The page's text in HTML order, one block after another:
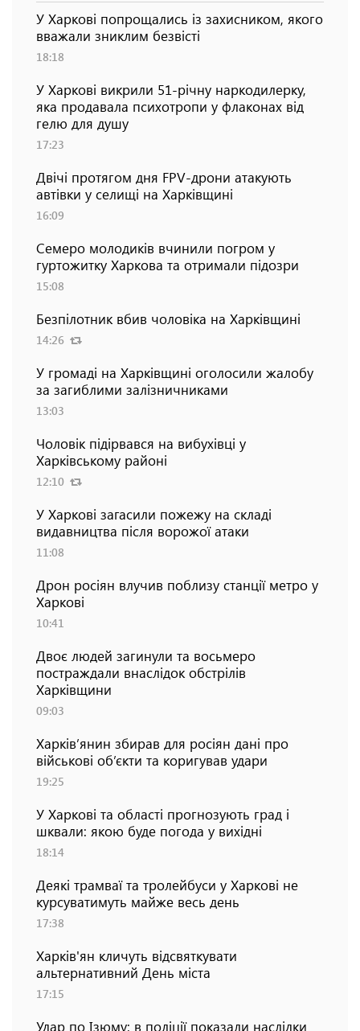
У Харкові попрощались із захисником, якого
вважали зниклим безвісті
18:18
У Харкові викрили 51-річну наркодилерку,
яка продавала психотропи у флаконах від
гелю для душу
17:23
Двічі протягом дня FPV-дрони атакують
автівки у селищі на Харківщині
16:09
Семеро молодиків вчинили погром у
гуртожитку Харкова та отримали підозри
15:08
Безпілотник вбив чоловіка на Харківщині
14:26
У громаді на Харківщині оголосили жалобу
за загиблими залізничниками
13:03
Чоловік підірвався на вибухівці у
Харківському районі
12:10
У Харкові загасили пожежу на складі
видавництва після ворожої атаки
11:08
Дрон росіян влучив поблизу станції метро у
Харкові
10:41
Двоє людей загинули та восьмеро
постраждали внаслідок обстрілів
Харківщини
09:03
Харків’янин збирав для росіян дані про
військові об’єкти та коригував удари
19:25
У Харкові та області прогнозують град і
шквали: якою буде погода у вихідні
18:14
Деякі трамваї та тролейбуси у Харкові не
курсуватимуть майже весь день
17:38
Харків'ян кличуть відсвяткувати
альтернативний День міста
17:15
Удар по Ізюму: в поліції показали наслідки